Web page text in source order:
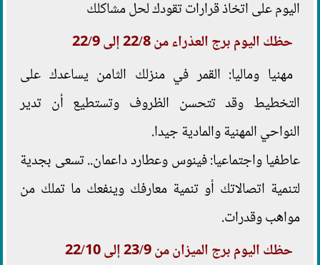
اليوم على اتخاذ قرارات تقودك لحل مشاكلك
حظك اليوم برج العذراء من 22/8 إلى 22/9
مهنيا وماليا: القمر في منزلك الثامن يساعدك على
التخطيط وقد تتحسن الظروف وتستطيع أن تدير
النواحي المهنية والمادية جيدا.
عاطفيا واجتماعيا: فينوس وعطارد داعمان.. تسعى بجدية
لتنمية اتصالاتك أو تنمية معارفك وينفعك ما تملك من
مواهب وقدرات.
حظك اليوم برج الميزان من 23/9 إلى 22/10